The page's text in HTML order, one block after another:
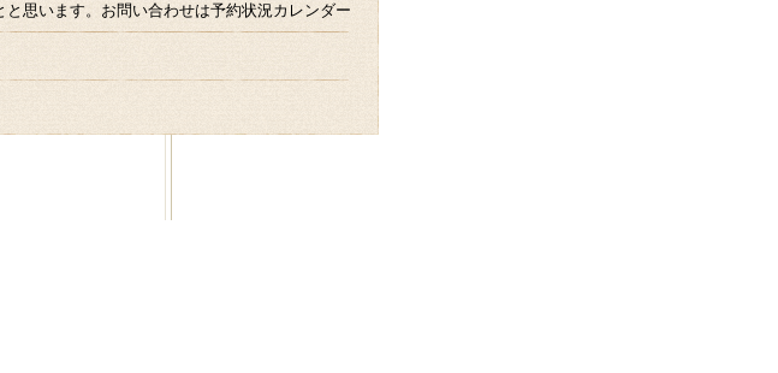
思います。お問い合わせは予約状況カレンダー